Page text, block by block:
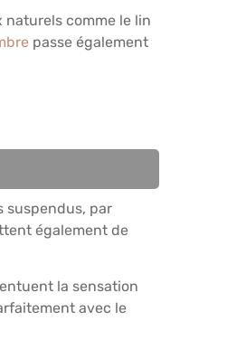
naturels comme le lin
passe également
suspendus, par
également de
la sensation
avec le